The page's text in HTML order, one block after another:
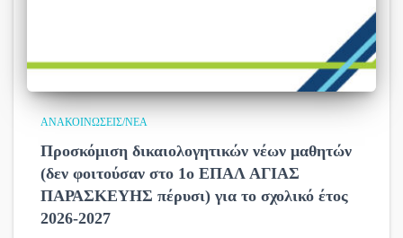
ΑΝΑΚΟΙΝΏΣΕΙΣ/ΝΈΑ
Προσκόμιση δικαιολογητικών νέων μαθητών
(δεν φοιτούσαν στο 1ο ΕΠΑΛ ΑΓΙΑΣ
ΠΑΡΑΣΚΕΥΗΣ πέρυσι) για το σχολικό έτος
2026-2027